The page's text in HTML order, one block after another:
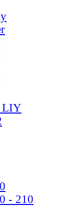
LIY
- 210